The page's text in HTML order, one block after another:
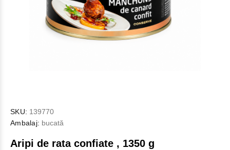
SKU: 139770
Ambalaj: bucată
Aripi de rata confiate , 1350 g